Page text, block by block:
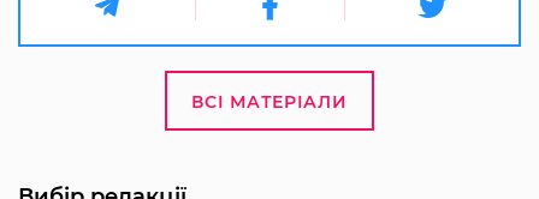
ВСІ МАТЕРІАЛИ